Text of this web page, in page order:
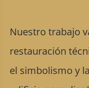
Nuestro trabajo
restauración
el simbolismo y